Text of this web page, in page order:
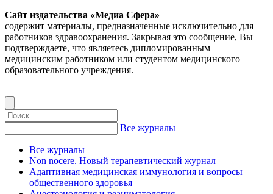
Сайт издательства «Медиа Сфера»
содержит материалы, предназначенные исключительно для
работников здравоохранения. Закрывая это сообщение, Вы
подтверждаете, что являетесь дипломированным
медицинским работником или студентом медицинского
образовательного учреждения.
Все журналы
Все журналы
Non nocere. Новый терапевтический журнал
Адаптивная медицинская иммунология и вопросы
общественного здоровья